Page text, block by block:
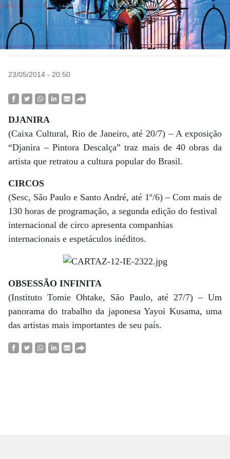
23/05/2014 - 20:50
DJANIRA
(Caixa Cultural, Rio de Janeiro, até 20/7) – A exposição
“Djanira – Pintora Descalça” traz mais de 40 obras da
artista que retratou a cultura popular do Brasil.
CIRCOS
(Sesc, São Paulo e Santo André, até 1º/6) – Com mais de
130 horas de programação, a segunda edição do festival
internacional de circo apresenta companhias
internacionais e espetáculos inéditos.
OBSESSÃO INFINITA
(Instituto Tomie Ohtake, São Paulo, até 27/7) – Um
panorama do trabalho da japonesa Yayoi Kusama, uma
das artistas mais importantes de seu país.